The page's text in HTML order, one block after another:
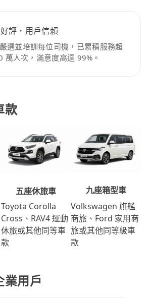
評，用戶信賴
選並培訓每位司機，已累積服務超
萬人次，滿意度高達 99%。
款
五座休旅車
Toyota Corolla
Cross、RAV4 運動
休旅或其他同等車
款
九座箱型車
Volkswagen 旗艦
商旅、Ford 家用商
旅或其他同等級車
款
業用戶